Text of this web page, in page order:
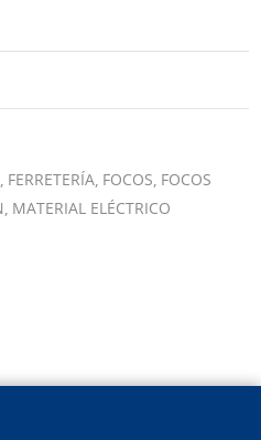
FERRETERÍA FOCOS FOCOS
MATERIAL ELÉCTRICO